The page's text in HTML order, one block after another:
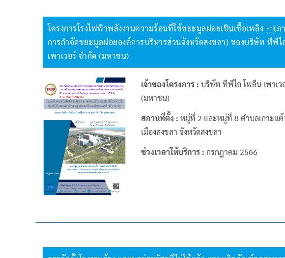
โครงการโรงไฟฟ้าพลังงานความร้อนที่ใช้ขยะมูลฝอยเป็นเชื้อเพลิง (ภา
การกําจัดขยะมูลฝอยองค์การบริหารส่วนจังหวัดสงขลา) ของบริษัท ทีพีไ
เพาเวอร์ จำกัด (มหาชน)
เจ้าของโครงการ : บริษัท ทีพีไอ โพลีน เพาเว
(มหาชน)
สถานที่ตั้ง : หมู่ที่ 2 และหมู่ที่ 8 ตำบลเกาะแต้
เมืองสงขลา จังหวัดสงขลา
ช่วงเวลาให้บริการ : กรกฎาคม 2566